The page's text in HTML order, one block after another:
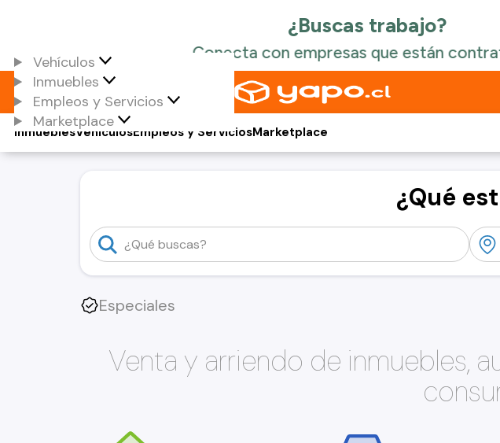
Vehículos
Inmuebles
Empleos y Servicios
Marketplace
Vehículos
Inmuebles Empleos y ServiciosMarketplace
¿Qué
Especiales
Venta y arriendo de inmuebles,